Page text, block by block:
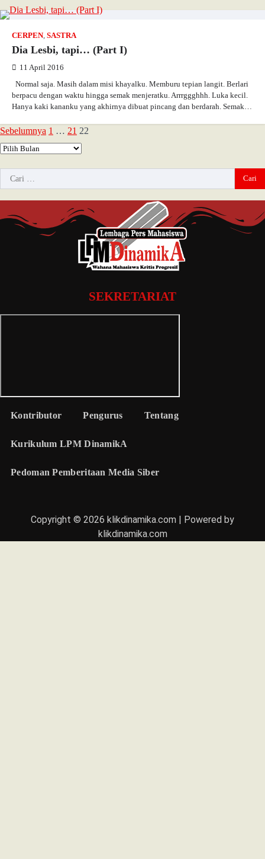
CERPEN, SASTRA
Dia Lesbi, tapi… (Part I)
11 April 2016
Normal saja. Masih dalam misi khayalku. Memburu tepian langit. Berlari
berpacu dengan waktu hingga semak menjeratku. Arrrggghhh. Luka kecil.
Hanya kaki kananku yang akhirnya dibuat pincang dan berdarah. Semak…
Sebelumnya 1 … 21 22
SEKRETARIAT
Kontributor Pengurus Tentang
Kurikulum LPM DinamikA
Pedoman Pemberitaan Media Siber
Copyright © 2026 klikdinamika.com | Powered by
klikdinamika.com